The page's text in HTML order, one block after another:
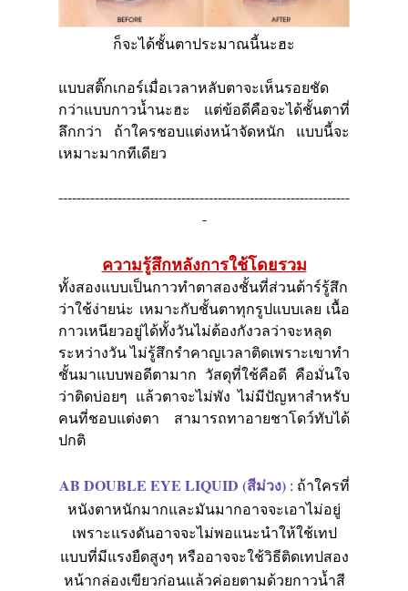
ก็จะได้ชั้นตาประมาณนี้นะฮะ
แบบสติ๊กเกอร์เมื่อเวลาหลับตาจะเห็นรอยชัด
กว่าแบบกาวน้ำนะฮะ แต่ข้อดีคือจะได้ชั้นตาที่
ลึกกว่า ถ้าใครชอบแต่งหน้าจัดหนัก แบบนี้จะ
เหมาะมากทีเดียว
----------------------------------------------------------------
-
ความรู้สึกหลังการใช้โดยรวม
ทั้งสองแบบเป็นกาวทำตาสองชั้นที่ส่วนต้าร์รู้สึก
ว่าใช้ง่ายน่ะ เหมาะกับชั้นตาทุกรูปแบบเลย เนื้อ
กาวเหนียวอยู่ได้ทั้งวันไม่ต้องกังวลว่าจะหลุด
ระหว่างวัน ไม่รู้สึกรำคาญเวลาติดเพราะเขาทำ
ชั้นมาแบบพอดีตามาก วัสดุที่ใช้คือดี คือมั่นใจ
ว่าติดบ่อยๆ แล้วตาจะไม่พัง ไม่มีปัญหาสำหรับ
คนที่ชอบแต่งตา สามารถทาอายชาโดว์ทับได้
ปกติ
AB DOUBLE EYE LIQUID (สีม่วง) : ถ้าใครที่
หนังตาหนักมากและมันมากอาจจะเอาไม่อยู่
เพราะแรงดันอาจจะไม่พอแนะนำให้ใช้เทป
แบบที่มีแรงยืดสูงๆ หรืออาจจะใช้วิธีติดเทปสอง
หน้ากล่องเขียวก่อนแล้วค่อยตามด้วยกาวน้ำสี